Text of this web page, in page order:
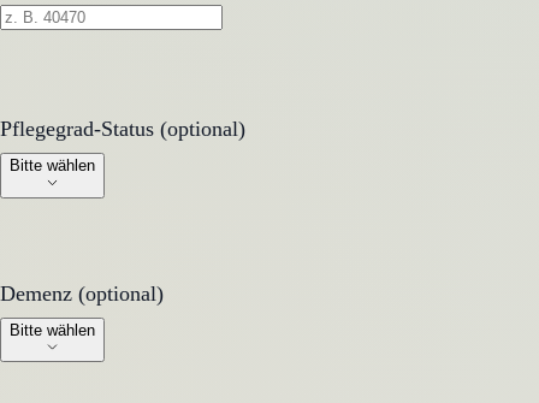
Pflegegrad-Status (optional)
Pflegegrad-Status (optional)
Bitte wählen
Demenz (optional)
Demenz (optional)
Bitte wählen